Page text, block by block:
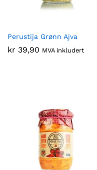
Perustija Grønn Ajva
kr 39,90 MVA inkludert